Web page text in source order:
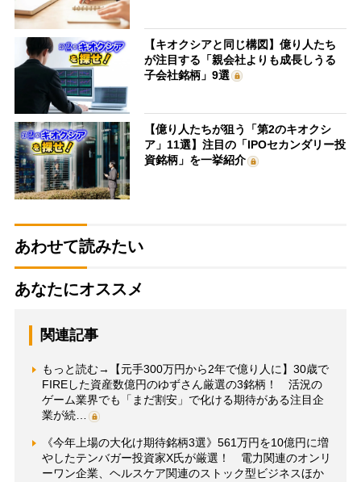
【キオクシアと同じ構図】億り人たち
が注目する「親会社よりも成長しうる
子会社銘柄」9選
【億り人たちが狙う「第2のキオクシ
ア」11選】注目の「IPOセカンダリー投
資銘柄」を一挙紹介
あわせて読みたい
あなたにオススメ
関連記事
もっと読む→【元手300万円から2年で億り人に】30歳で
FIREした資産数億円のゆずさん厳選の3銘柄！ 活況の
ゲーム業界でも「まだ割安」で化ける期待がある注目企
業が続…
《今年上場の大化け期待銘柄3選》561万円を10億円に増
やしたテンバガー投資家X氏が厳選！ 電力関連のオンリ
ーワン企業、ヘルスケア関連のストック型ビジネスほか